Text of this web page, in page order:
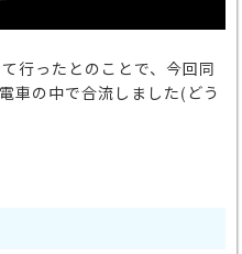
行ったとのことで、今回同
車の中で合流しました(どう